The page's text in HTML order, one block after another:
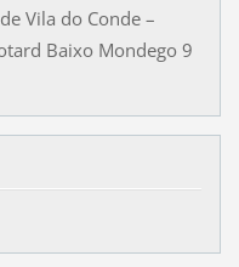
Vila do Conde –
Baixo Mondego 9